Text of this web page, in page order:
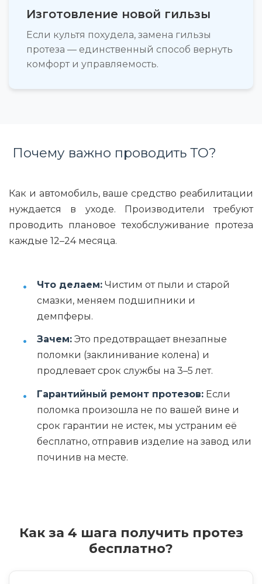
Изготовление новой гильзы
Если культя похудела, замена гильзы
протеза — единственный способ вернуть
комфорт и управляемость.
Почему важно проводить ТО?
Как и автомобиль, ваше средство реабилитации
нуждается в уходе. Производители требуют
проводить плановоетехобслуживание протеза
каждые 12–24 месяца.
Что делаем: Чистим от пыли и старой
смазки, меняем подшипники и
демпферы.
Зачем: Это предотвращает внезапные
поломки (заклинивание колена) и
продлевает срок службы на 3–5 лет.
Гарантийный ремонт протезов: Если
поломка произошла не по вашей вине и
срок гарантии не истек, мы устраним её
бесплатно, отправив изделие на завод или
починив на месте.
Как за 4 шага получить протез
бесплатно?